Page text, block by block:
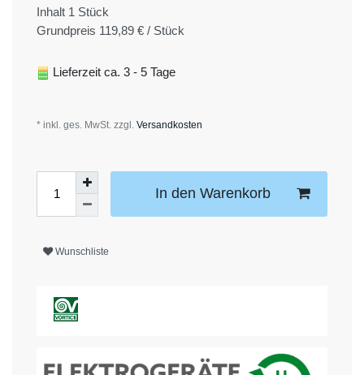
Inhalt 1 Stück
Grundpreis 119,89 € / Stück
Lieferzeit ca. 3 - 5 Tage
* inkl. ges. MwSt. zzgl. Versandkosten
In den Warenkorb
Wunschliste